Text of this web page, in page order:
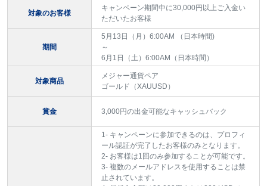
対象のお客様
キャンペーン期間中に30,000円以上ご入金い
ただいたお客様
期間
5月13日（月）6:00AM （日本時間)
～
6月1日（土）6:00AM（日本時間）
対象商品
メジャー通貨ペア
ゴールド（XAUUSD）
賞金 3,000円の出金可能なキャッシュバック
1- キャンペーンに参加できるのは、プロフィ
ール認証が完了したお客様のみとなります。
2- お客様は1回のみ参加することが可能です。
3- 複数のメールアドレスを使用することは禁
止されています。